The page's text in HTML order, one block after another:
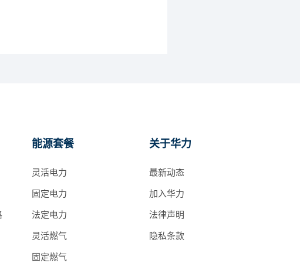
能源套餐
灵活电力
固定电力
法定电力
灵活燃气
固定燃气
关于华力
最新动态
加入华力
法律声明
隐私条款